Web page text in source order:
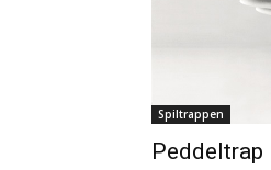
Spiltrappen
Peddeltrap